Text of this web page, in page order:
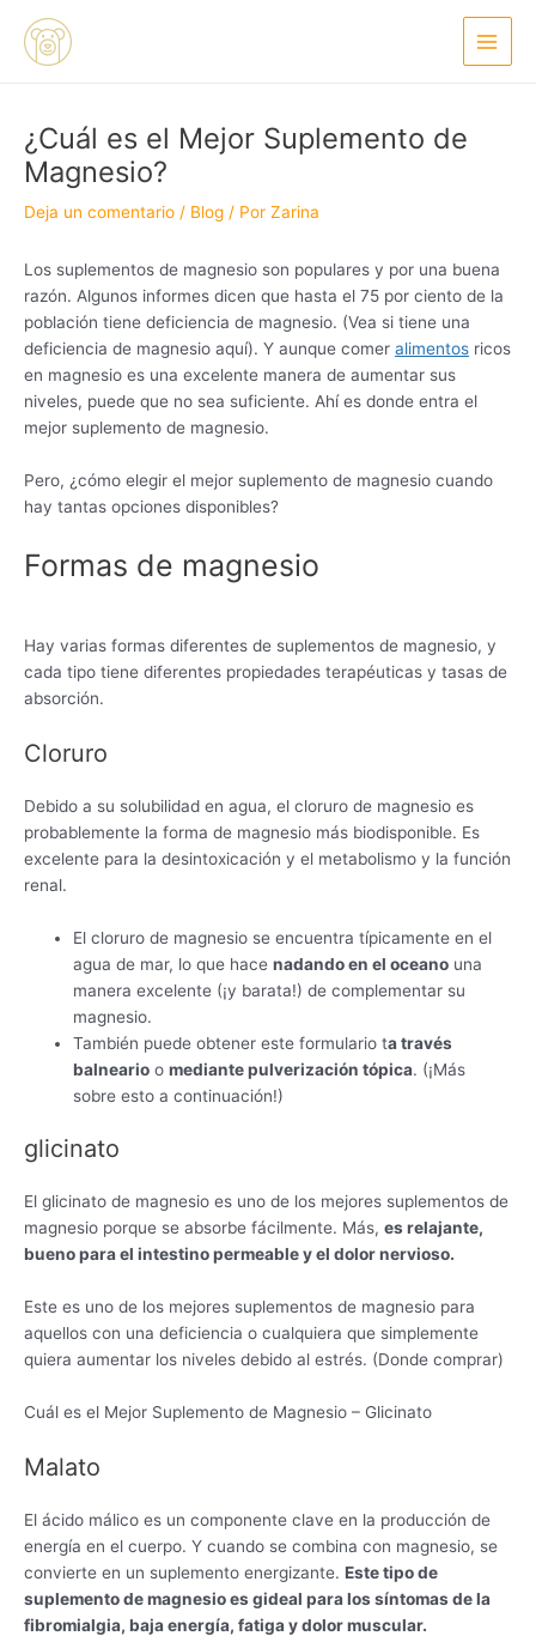
contenido
Main
Menu
¿Cuál es el Mejor Suplemento de
Magnesio?
Deja un comentario / Blog / Por Zarina
Los suplementos de magnesio son populares y por una buena
razón. Algunos informes dicen que hasta el 75 por ciento de la
población tiene deficiencia de magnesio. (Vea si tiene una
deficiencia de magnesio aquí). Y aunque comer alimentos ricos
en magnesio es una excelente manera de aumentar sus
niveles, puede que no sea suficiente. Ahí es donde entra el
mejor suplemento de magnesio.
Pero, ¿cómo elegir el mejor suplemento de magnesio cuando
hay tantas opciones disponibles?
Formas de magnesio
Hay varias formas diferentes de suplementos de magnesio, y
cada tipo tiene diferentes propiedades terapéuticas y tasas de
absorción.
Cloruro
Debido a su solubilidad en agua, el cloruro de magnesio es
probablemente la forma de magnesio más biodisponible. Es
excelente para la desintoxicación y el metabolismo y la función
renal.
El cloruro de magnesio se encuentra típicamente en el
agua de mar, lo que hacenadando en el oceano una
manera excelente (¡y barata!) de complementar su
magnesio.
También puede obtener este formulario ta través
balneario omediante pulverización tópica. (¡Más
sobre esto a continuación!)
glicinato
El glicinato de magnesio es uno de los mejores suplementos de
magnesio porque se absorbe fácilmente. Más, es relajante,
bueno para el intestino permeable y el dolor nervioso.
Este es uno de los mejores suplementos de magnesio para
aquellos con una deficiencia o cualquiera que simplemente
quiera aumentar los niveles debido al estrés. (Donde comprar)
Cuál es el Mejor Suplemento de Magnesio – Glicinato
Malato
El ácido málico es un componente clave en la producción de
energía en el cuerpo. Y cuando se combina con magnesio, se
convierte en un suplemento energizante. Este tipo de
suplemento de magnesio es gideal para los síntomas de la
fibromialgia, baja energía, fatiga y dolor muscular.
de
entradas